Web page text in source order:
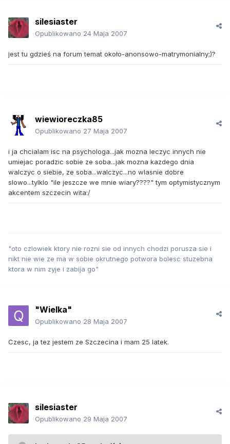
silesiaster
Opublikowano 24 Maja 2007
jest tu gdzieś na forum temat około-anonsowo-matrymonialny;)?
wiewioreczka85
Opublikowano 27 Maja 2007
i ja chcialam isc na psychologa...jak mozna leczyc innych nie
umiejac poradzic sobie ze soba...jak mozna kazdego dnia
walczyc o siebie, ze soba...walczyc...no wlasnie dobre
slowo...tylklo "ile jeszcze we mnie wiary????" tym optymistycznym
akcentem szczecin wita:/
"oto czlowiek ktory nie rozni sie od innych chodzi porusza sie i
nikt nie wie ze ma w sobie okrutnego potwora bolesc stuzebna
ktora w nim zyje i zabija go"
"Wielka"
Opublikowano 28 Maja 2007
Czesc, ja tez jestem ze Szczecina i mam 25 latek.
silesiaster
Opublikowano 29 Maja 2007